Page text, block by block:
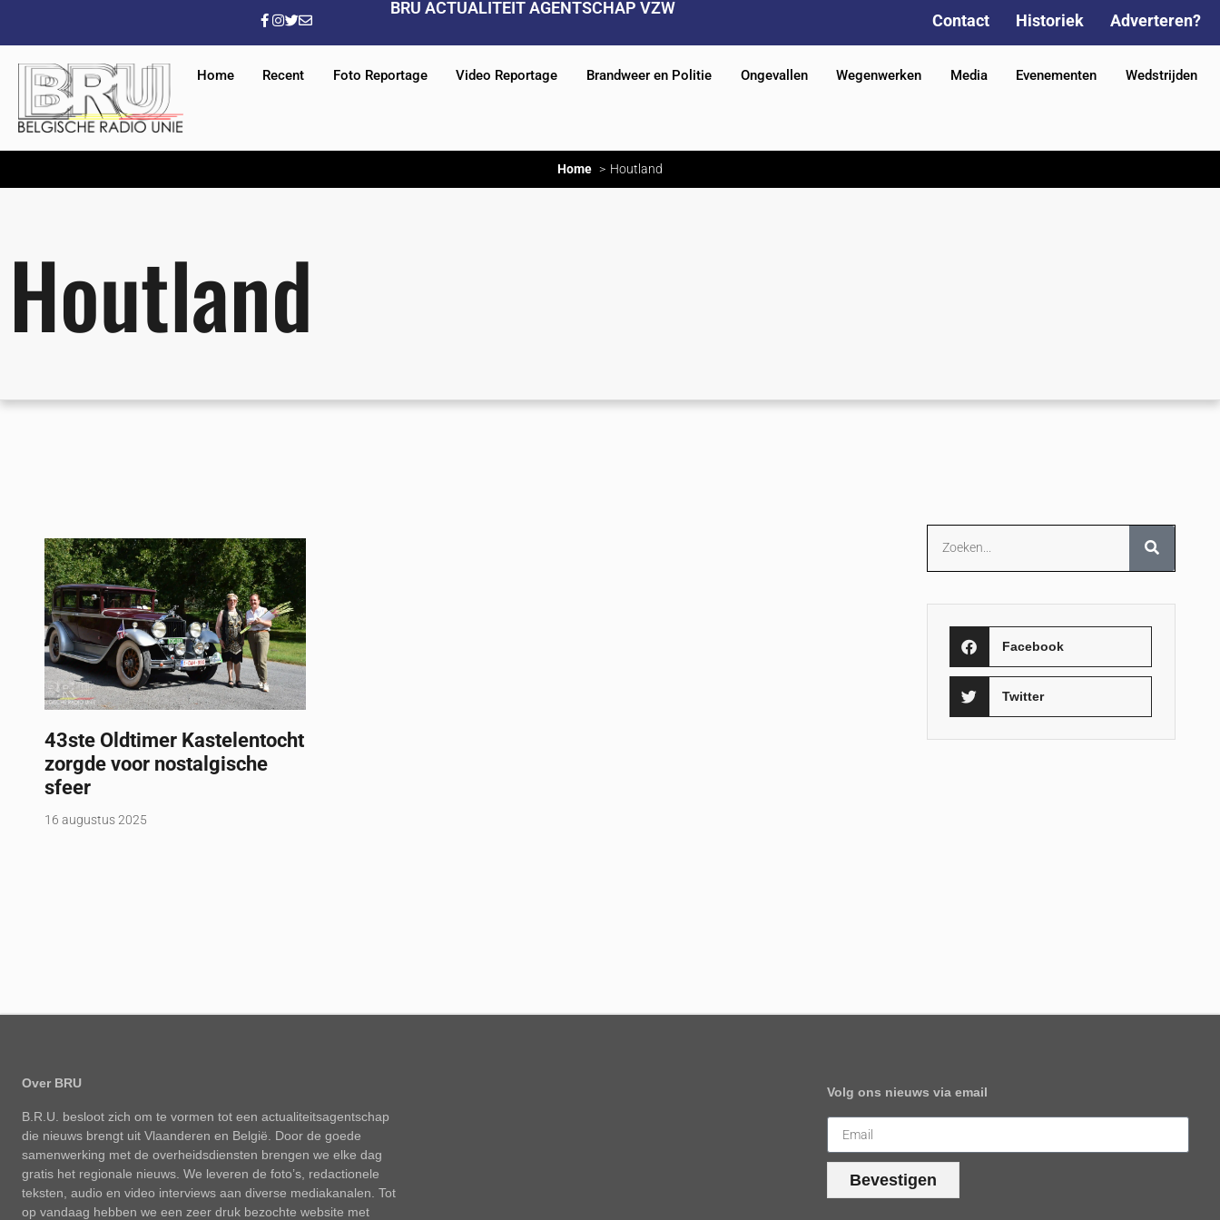
BRU ACTUALITEIT AGENTSCHAP VZW
Contact Historiek Adverteren?
Home Recent Foto Reportage Video Reportage Brandweer en Politie Ongevallen Wegenwerken Media Evenementen Wedstrijden
Home Houtland
Houtland
43ste Oldtimer Kastelentocht
zorgde voor nostalgische
sfeer
16 augustus 2025
Facebook
Twitter
Over BRU
B.R.U. besloot zich om te vormen tot een actualiteitsagentschap
die nieuws brengt uit Vlaanderen en België. Door de goede
samenwerking met de overheidsdiensten brengen we elke dag
gratis het regionale nieuws. We leveren de foto’s, redactionele
teksten, audio en video interviews aan diverse mediakanalen. Tot
op vandaag hebben we een zeer druk bezochte website met
Volg ons nieuws via email
Bevestigen